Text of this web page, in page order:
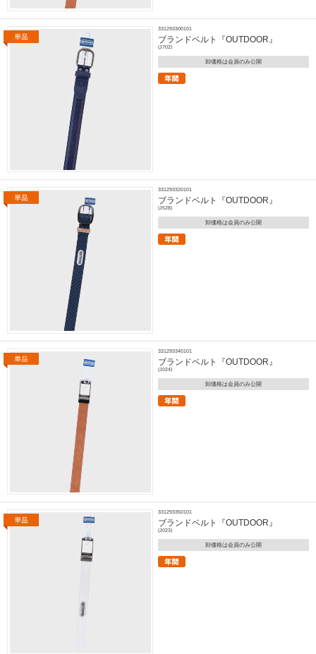
331293300101
ブランドベルト『OUTDOOR』
(J702)
卸価格は会員のみ公開
331293320101
ブランドベルト『OUTDOOR』
(J528)
卸価格は会員のみ公開
331293340101
ブランドベルト『OUTDOOR』
(J024)
卸価格は会員のみ公開
331293350101
ブランドベルト『OUTDOOR』
(J023)
卸価格は会員のみ公開